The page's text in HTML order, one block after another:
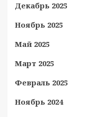
Декабрь 2025
Ноябрь 2025
Май 2025
Март 2025
Февраль 2025
Ноябрь 2024